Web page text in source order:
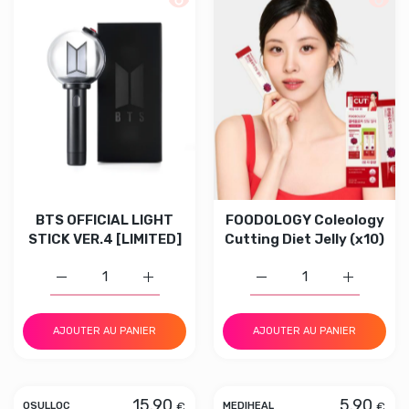
BTS OFFICIAL LIGHT
STICK VER.4 [LIMITED]
Augmenter la quantité de BTS OFFICIAL
Augmenter la quantité de BTS OFFICIAL LIGHT STICK
AJOUTER AU PANIER
FOODOLOGY Coleology
Cutting Diet Jelly (x10)
Augmenter la quantité
AJOUTER AU PANIER
OSULLOC MEDIHEAL